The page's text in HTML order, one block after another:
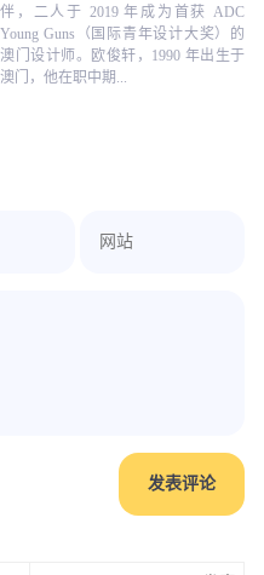
伴，二人于 2019 年成为首获 ADC
Young Guns（国际青年设计大奖）的
澳门设计师。欧俊轩，1990 年出生于
澳门，他在职中期...